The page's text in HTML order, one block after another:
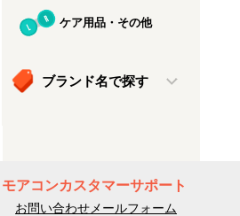
ケア用品・その他
ブランド名で探す
モアコンカスタマーサポート
お問い合わせメールフォーム